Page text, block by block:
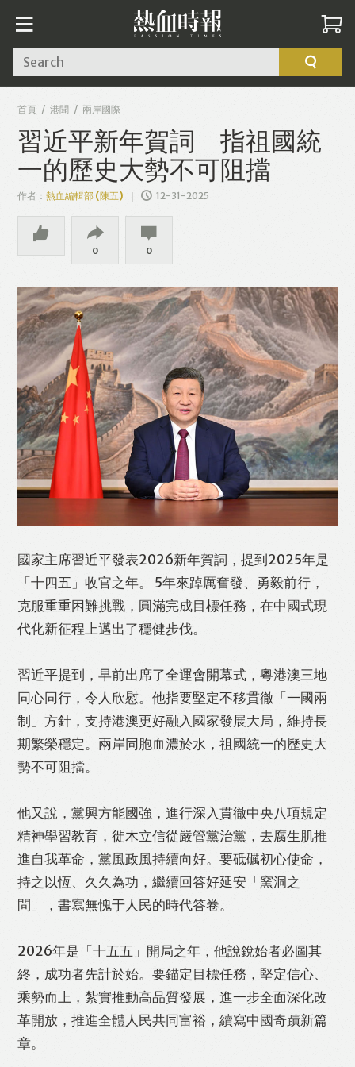
WhatsApp Email Print
Search
首頁 港聞 兩岸國際
習近平新年賀詞 指祖國統
一的歷史大勢不可阻擋
作者：熱血編輯部 (陳五) 12-31-2025
0 0
國家主席習近平發表2026新年賀詞，提到2025年是
「十四五」收官之年。 5年來踔厲奮發、勇毅前行，
克服重重困難挑戰，圓滿完成目標任務，在中國式現
代化新征程上邁出了穩健步伐。
習近平提到，早前出席了全運會開幕式，粵港澳三地
同心同行，令人欣慰。他指要堅定不移貫徹「一國兩
制」方針，支持港澳更好融入國家發展大局，維持長
期繁榮穩定。兩岸同胞血濃於水，祖國統一的歷史大
勢不可阻擋。
他又說，黨興方能國強，進行深入貫徹中央八項規定
精神學習教育，徙木立信從嚴管黨治黨，去腐生肌推
進自我革命，黨風政風持續向好。要砥礪初心使命，
持之以恆、久久為功，繼續回答好延安「窯洞之
問」，書寫無愧于人民的時代答卷。
2026年是「十五五」開局之年，他說銳始者必圖其
終，成功者先計於始。要錨定目標任務，堅定信心、
乘勢而上，紮實推動高品質發展，進一步全面深化改
革開放，推進全體人民共同富裕，續寫中國奇蹟新篇
章。